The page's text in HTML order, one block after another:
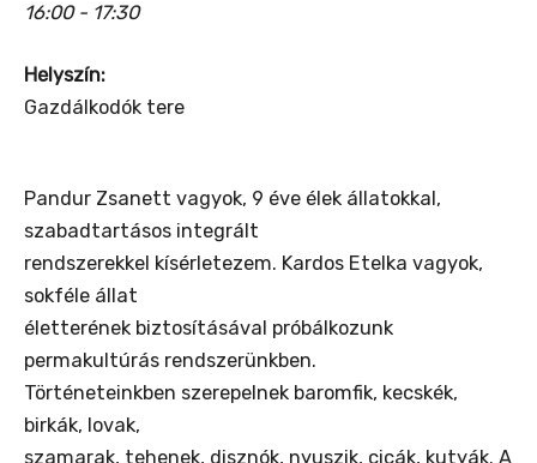
16:00 - 17:30
Helyszín:
Gazdálkodók tere
Pandur Zsanett vagyok, 9 éve élek állatokkal,
szabadtartásos integrált
rendszerekkel kísérletezem. Kardos Etelka vagyok,
sokféle állat
életterének biztosításával próbálkozunk
permakultúrás rendszerünkben.
Történeteinkben szerepelnek baromfik, kecskék,
birkák, lovak,
szamarak, tehenek, disznók, nyuszik, cicák, kutyák. A